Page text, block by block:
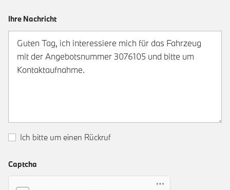
Ihre Nachricht
Ich bitte um einen Rückruf
Captcha